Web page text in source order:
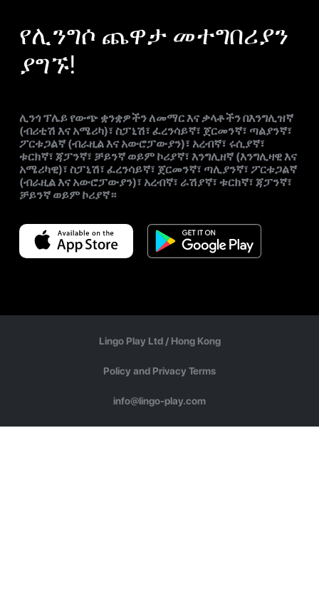
የሊንግሶ ጨዋታ መተግበሪያን
ያግኙ!
ሊንጎ ፕሌይ የውጭ ቋንቋዎችን ለመማር እና ቃላቶችን በእንግሊዝኛ
(ብሪቲሽ እና አሜሪካ)፣ ስፓኒሽ፣ ፈረንሳይኛ፣ ጀርመንኛ፣ ጣልያንኛ፣
ፖርቱጋልኛ (ብራዚል እና አውሮፓውያን)፣ አረብኛ፣ ሩሲያኛ፣
ቱርክኛ፣ ጃፓንኛ፣ ቻይንኛ ወይም ኮሪያኛ፣ እንግሊዘኛ (እንግሊዛዊ እና
አሜሪካዊ)፣ ስፓኒሽ፣ ፈረንሳይኛ፣ ጀርመንኛ፣ ጣሊያንኛ፣ ፖርቱጋልኛ
(ብራዚል እና አውሮፓውያን)፣ አረብኛ፣ ራሽያኛ፣ ቱርክኛ፣ ጃፓንኛ፣
ቻይንኛ ወይም ኮሪያኛ።
Lingo Play Ltd / Hong Kong
Policy and Privacy Terms
info@lingo-play.com